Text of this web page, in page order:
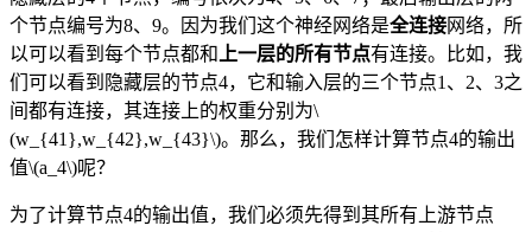
个节点编号为8、9。因为我们这个神经网络是全连接网络，所
以可以看到每个节点都和 上一层的所有节点有连接。比如，我
们可以看到隐藏层的节点4，它和输入层的三个节点1、2、3之
间都有连接，其连接上的权重分别为\
(w_{41},w_{42},w_{43}\)。那么，我们怎样计算节点4的输出
值\(a_4\)呢？
为了计算节点4的输出值，我们必须先得到其所有上游节点